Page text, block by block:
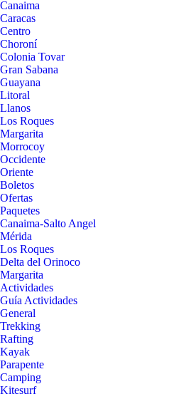
Canaima
Caracas
Centro
Choroní
Colonia Tovar
Gran Sabana
Guayana
Litoral
Llanos
Los Roques
Margarita
Morrocoy
Occidente
Oriente
Boletos
Ofertas
Paquetes
Canaima-Salto Angel
Mérida
Los Roques
Delta del Orinoco
Margarita
Actividades
Guía Actividades
General
Trekking
Rafting
Kayak
Parapente
Camping
Kitesurf